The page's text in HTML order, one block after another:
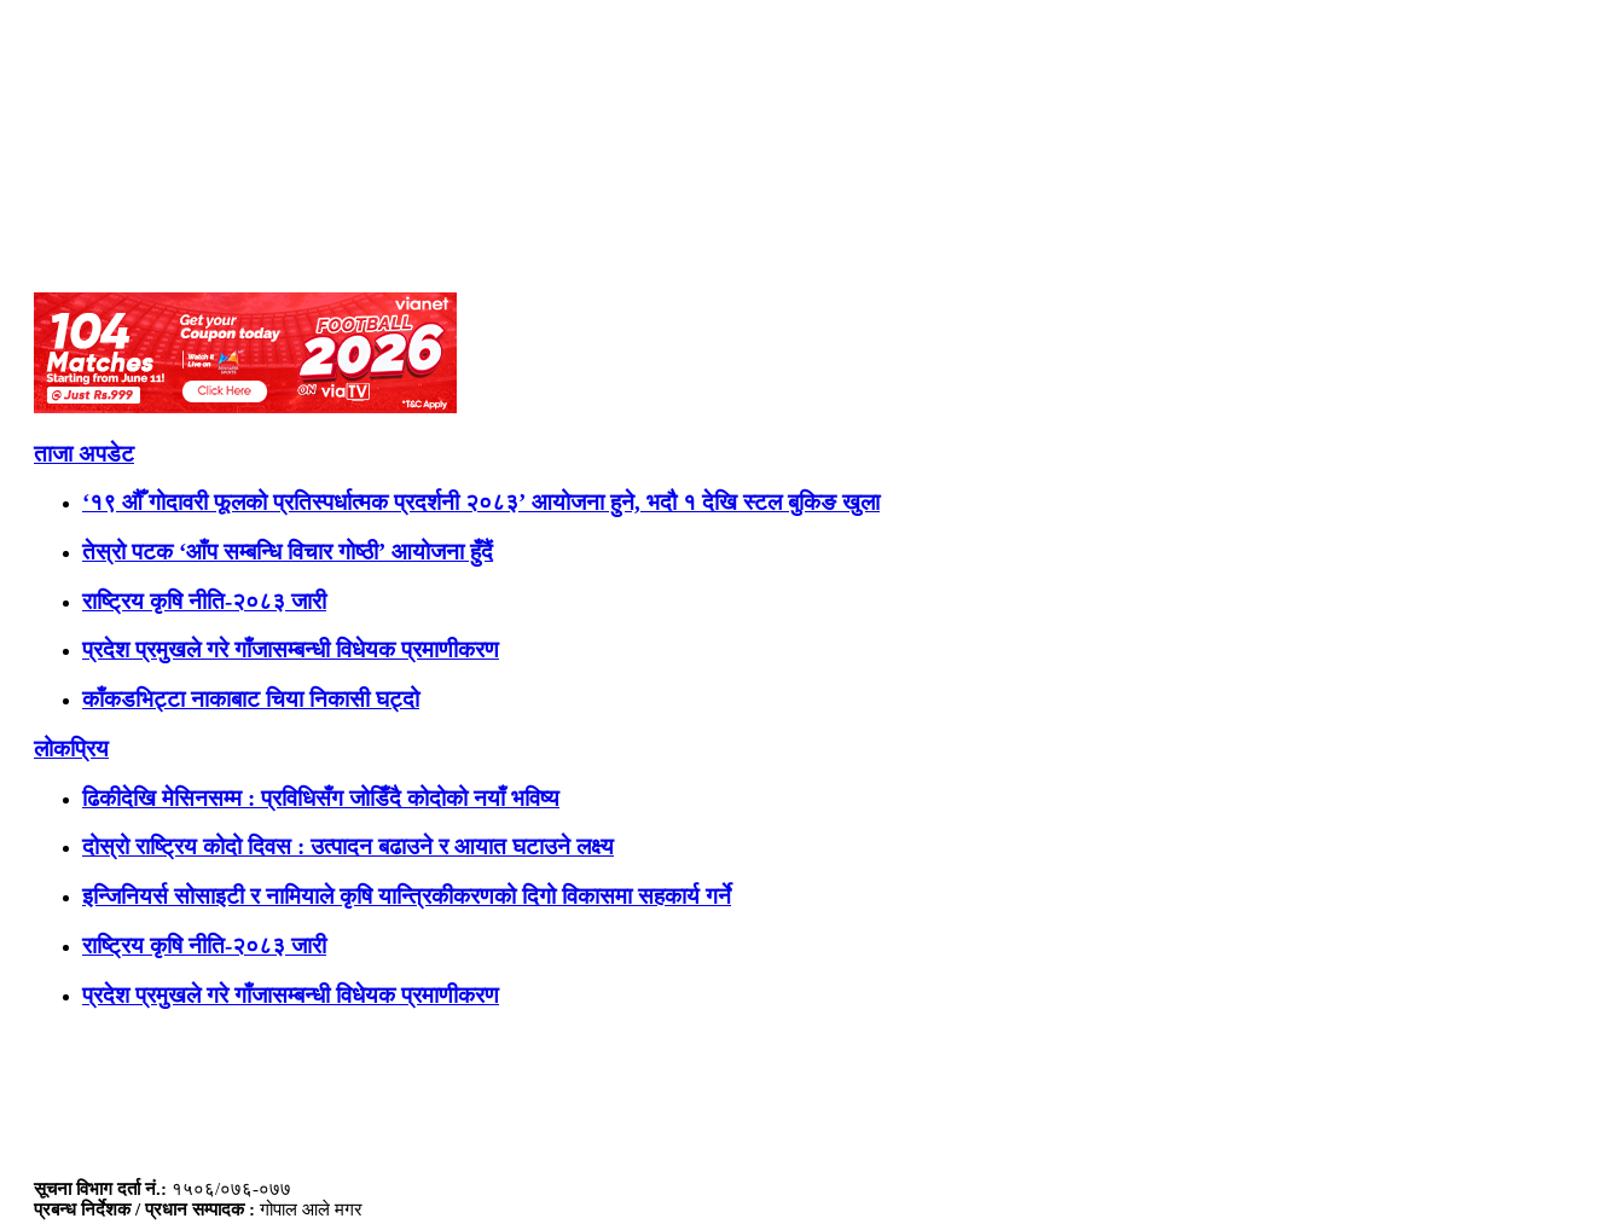
ताजा अपडेट
‘१९ औँ गोदावरी फूलको प्रतिस्पर्धात्मक प्रदर्शनी २०८३’ आयोजना हुने, भदौ १ देखि स्टल बुकिङ खुला
तेस्रो पटक ‘आँप सम्बन्धि विचार गोष्ठी’ आयोजना हुँदैं
राष्ट्रिय कृषि नीति-२०८३ जारी
प्रदेश प्रमुखले गरे गाँजासम्बन्धी विधेयक प्रमाणीकरण
काँकडभिट्टा नाकाबाट चिया निकासी घट्दो
लोकप्रिय
ढिकीदेखि मेसिनसम्म : प्रविधिसँग जोडिँदै कोदोको नयाँ भविष्य
दोस्रो राष्ट्रिय कोदो दिवस : उत्पादन बढाउने र आयात घटाउने लक्ष्य
इन्जिनियर्स सोसाइटी र नामियाले कृषि यान्त्रिकीकरणको दिगो विकासमा सहकार्य गर्ने
राष्ट्रिय कृषि नीति-२०८३ जारी
प्रदेश प्रमुखले गरे गाँजासम्बन्धी विधेयक प्रमाणीकरण
सूचना विभाग दर्ता नं.: १५०६/०७६-०७७
प्रबन्ध निर्देशक / प्रधान सम्पादक : गोपाल आले मगर